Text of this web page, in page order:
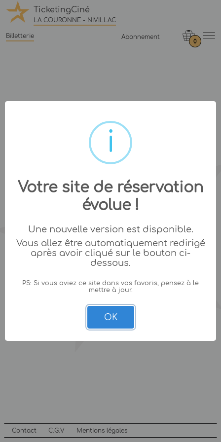
TicketingCiné
LA COURONNE - NIVILLAC
Billetterie Abonnement
0
Contact C.G.V Mentions légales
Votre site de réservation
évolue !
Une nouvelle version est disponible.
Vous allez être automatiquement redirigé
après avoir cliqué sur le bouton ci-
dessous.
PS: Si vous aviez ce site dans vos favoris, pensez à le
mettre à jour.
OK